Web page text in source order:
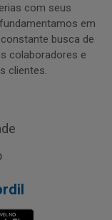
com seus
em
busca de
colaboradores e
clientes.